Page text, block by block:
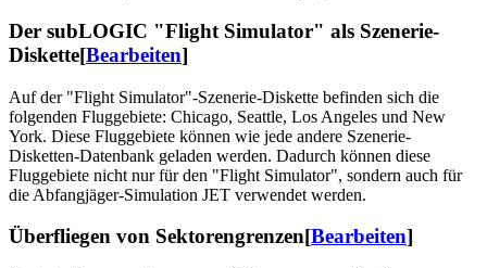
Der subLOGIC "Flight Simulator" als Szenerie-
Diskette[Bearbeiten]
Auf der "Flight Simulator"-Szenerie-Diskette befinden sich die
folgenden Fluggebiete: Chicago, Seattle, Los Angeles und New
York. Diese Fluggebiete können wie jede andere Szenerie-
Disketten-Datenbank geladen werden. Dadurch können diese
Fluggebiete nicht nur für den "Flight Simulator", sondern auch für
die Abfangjäger-Simulation JET verwendet werden.
Überfliegen von Sektorengrenzen[Bearbeiten]